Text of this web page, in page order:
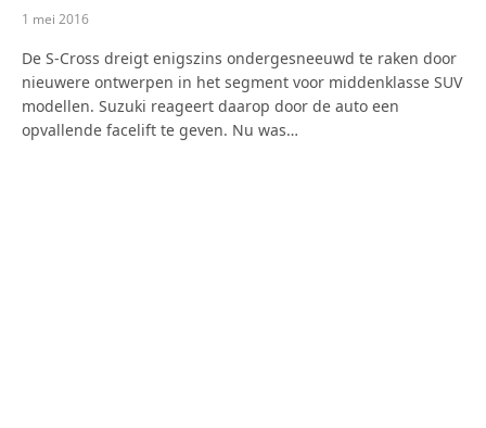
1 mei 2016
De S-Cross dreigt enigszins ondergesneeuwd te raken door
nieuwere ontwerpen in het segment voor middenklasse SUV
modellen. Suzuki reageert daarop door de auto een
opvallende facelift te geven. Nu was…